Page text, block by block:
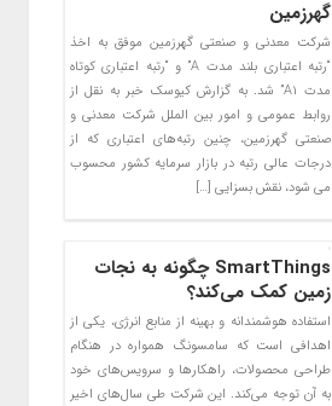
گهرزمین
شرکت معدنی و صنعتی گهرزمین موفق به اخذ
“رتبه اعتباری بلند مدت A” و “رتبه اعتباری کوتاه
مدت A1” شد. به گزارش کیوسک خبر به نقل از
روابط عمومی و امور بین الملل شرکت معدنی و
صنعتی گهرزمین، چنین رتبه‌های اعتباری که از
درجات عالی رتبه در بازار سرمایه کشور محسوب
می شود، نقش بسزایی […]
SmartThings چگونه به نجات
زمین کمک می‌کند؟
استفاده هوشمندانه و بهینه از منابع انرژی، یکی از
اهدافی است که سامسونگ همواره در هنگام
طراحی محصولات، راهکارها و سرویس‌های خود
به آن توجه می‌کند. این شرکت طی سال‌های اخیر